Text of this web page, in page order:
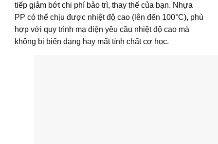
tiếp giảm bớt chi phí bảo trì, thay thế của bạn. Nhựa
PP có thể chịu được nhiệt độ cao (lên đến 100°C), phù
hợp với quy trình mạ điện yêu cầu nhiệt độ cao mà
không bị biến dạng hay mất tính chất cơ học.